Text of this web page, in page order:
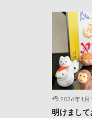
2026年1月
明けまし